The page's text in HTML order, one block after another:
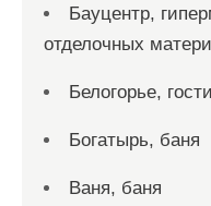
Бауцентр,
отделочных
Белогорье,
Богатырь, баня
Ваня, баня